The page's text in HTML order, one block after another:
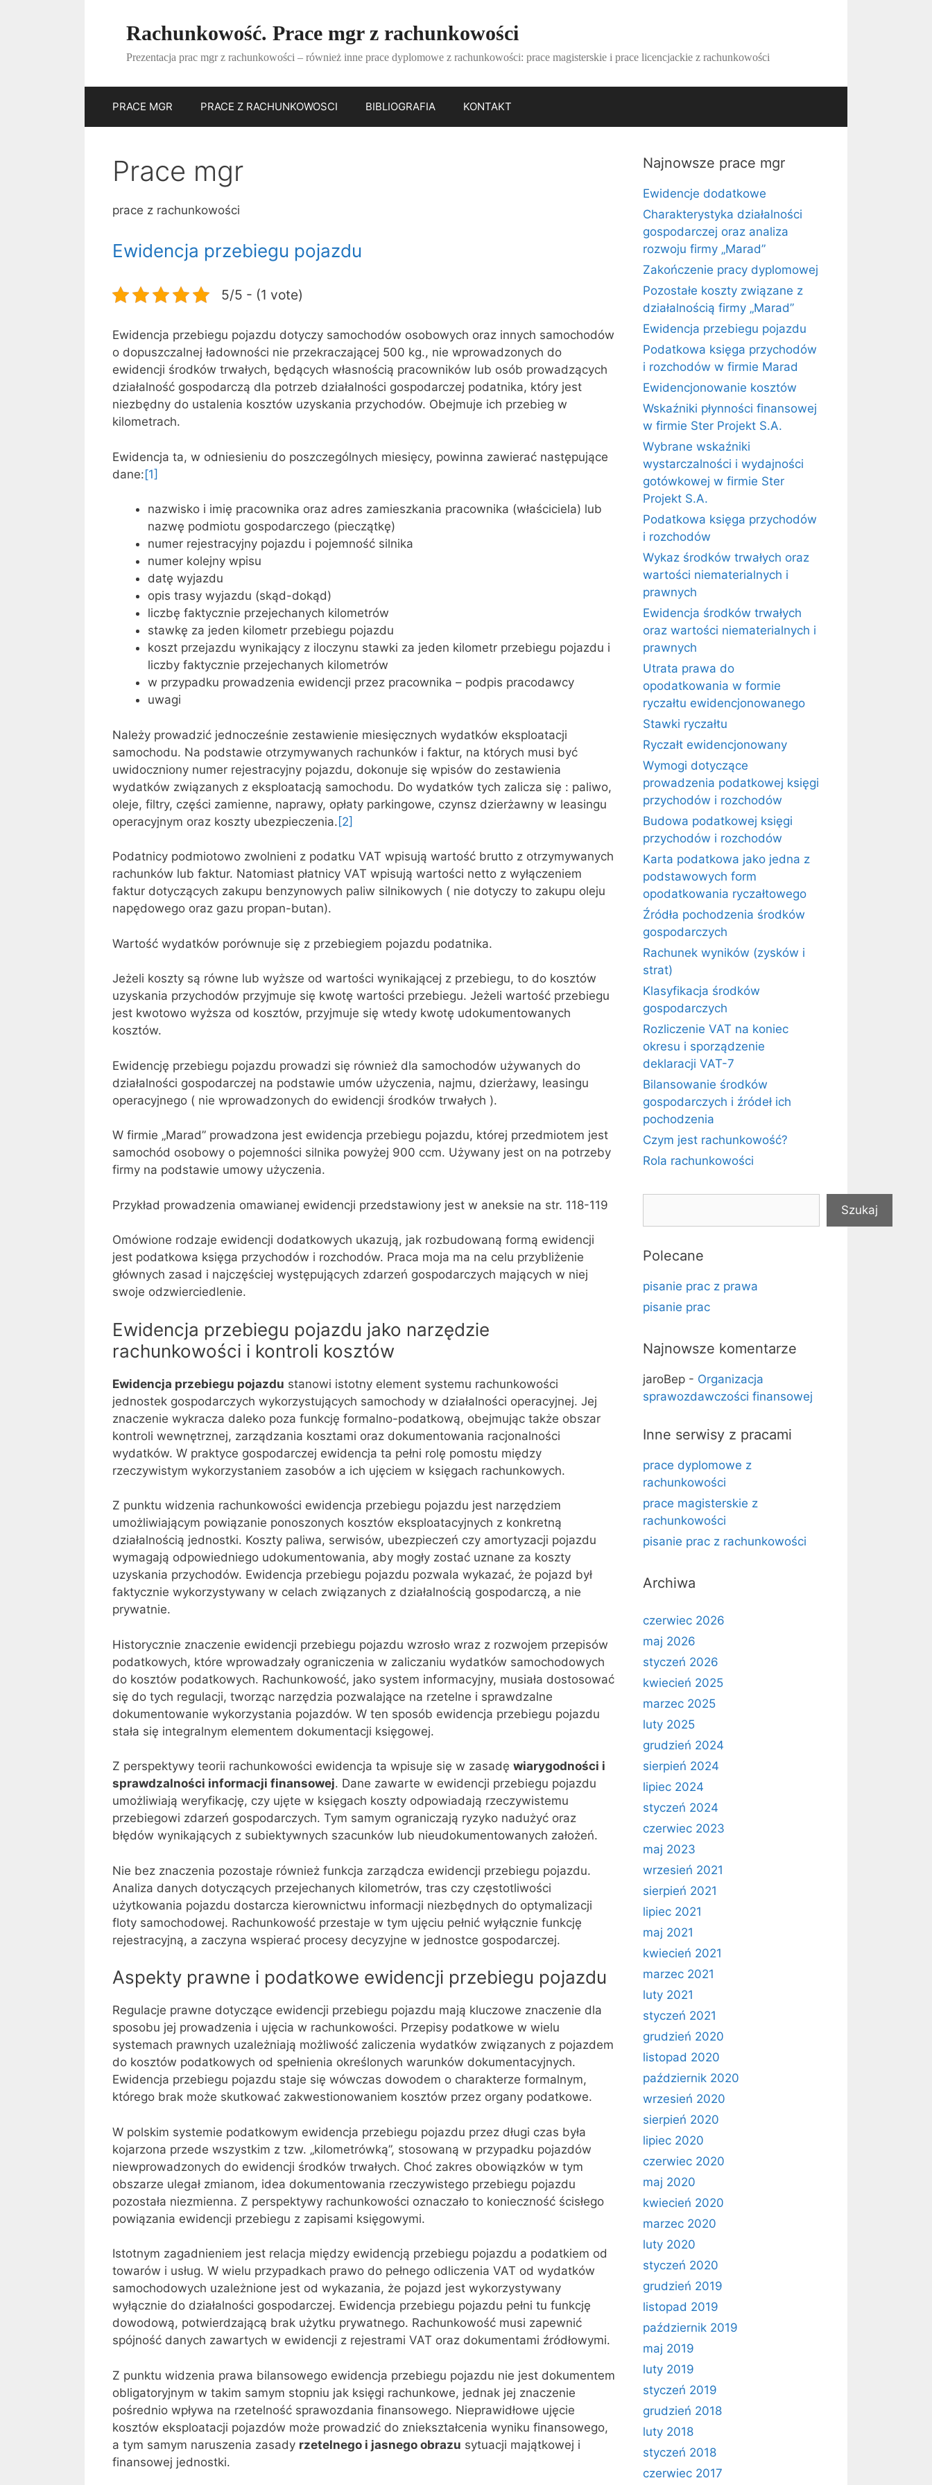
Rachunkowość. Prace mgr z rachunkowości
Prezentacja prac mgr z rachunkowości – również inne prace dyplomowe z rachunkowości: prace magisterskie i prace licencjackie z rachunkowości
PRACE MGR PRACE Z RACHUNKOWOSCI BIBLIOGRAFIA KONTAKT
Prace mgr
prace z rachunkowości
Ewidencja przebiegu pojazdu
5/5 - (1 vote)
Ewidencja przebiegu pojazdu dotyczy samochodów osobowych oraz innych samochodów
o dopuszczalnej ładowności nie przekraczającej 500 kg., nie wprowadzonych do
ewidencji środków trwałych, będących własnością pracowników lub osób prowadzących
działalność gospodarczą dla potrzeb działalności gospodarczej podatnika, który jest
niezbędny do ustalenia kosztów uzyskania przychodów. Obejmuje ich przebieg w
kilometrach.
Ewidencja ta, w odniesieniu do poszczególnych miesięcy, powinna zawierać następujące
dane:[1]
nazwisko i imię pracownika oraz adres zamieszkania pracownika (właściciela) lub
nazwę podmiotu gospodarczego (pieczątkę)
numer rejestracyjny pojazdu i pojemność silnika
numer kolejny wpisu
datę wyjazdu
opis trasy wyjazdu (skąd-dokąd)
liczbę faktycznie przejechanych kilometrów
stawkę za jeden kilometr przebiegu pojazdu
koszt przejazdu wynikający z iloczynu stawki za jeden kilometr przebiegu pojazdu i
liczby faktycznie przejechanych kilometrów
w przypadku prowadzenia ewidencji przez pracownika – podpis pracodawcy
uwagi
Należy prowadzić jednocześnie zestawienie miesięcznych wydatków eksploatacji
samochodu. Na podstawie otrzymywanych rachunków i faktur, na których musi być
uwidoczniony numer rejestracyjny pojazdu, dokonuje się wpisów do zestawienia
wydatków związanych z eksploatacją samochodu. Do wydatków tych zalicza się : paliwo,
oleje, filtry, części zamienne, naprawy, opłaty parkingowe, czynsz dzierżawny w leasingu
operacyjnym oraz koszty ubezpieczenia. [2]
Podatnicy podmiotowo zwolnieni z podatku VAT wpisują wartość brutto z otrzymywanych
rachunków lub faktur. Natomiast płatnicy VAT wpisują wartości netto z wyłączeniem
faktur dotyczących zakupu benzynowych paliw silnikowych ( nie dotyczy to zakupu oleju
napędowego oraz gazu propan-butan).
Wartość wydatków porównuje się z przebiegiem pojazdu podatnika.
Jeżeli koszty są równe lub wyższe od wartości wynikającej z przebiegu, to do kosztów
uzyskania przychodów przyjmuje się kwotę wartości przebiegu. Jeżeli wartość przebiegu
jest kwotowo wyższa od kosztów, przyjmuje się wtedy kwotę udokumentowanych
kosztów.
Ewidencję przebiegu pojazdu prowadzi się również dla samochodów używanych do
działalności gospodarczej na podstawie umów użyczenia, najmu, dzierżawy, leasingu
operacyjnego ( nie wprowadzonych do ewidencji środków trwałych ).
W firmie „Marad” prowadzona jest ewidencja przebiegu pojazdu, której przedmiotem jest
samochód osobowy o pojemności silnika powyżej 900 ccm. Używany jest on na potrzeby
firmy na podstawie umowy użyczenia.
Przykład prowadzenia omawianej ewidencji przedstawiony jest w aneksie na str. 118-119
Omówione rodzaje ewidencji dodatkowych ukazują, jak rozbudowaną formą ewidencji
jest podatkowa księga przychodów i rozchodów. Praca moja ma na celu przybliżenie
głównych zasad i najczęściej występujących zdarzeń gospodarczych mających w niej
swoje odzwierciedlenie.
Ewidencja przebiegu pojazdu jako narzędzie
rachunkowości i kontroli kosztów
Ewidencja przebiegu pojazdu stanowi istotny element systemu rachunkowości
jednostek gospodarczych wykorzystujących samochody w działalności operacyjnej. Jej
znaczenie wykracza daleko poza funkcję formalno-podatkową, obejmując także obszar
kontroli wewnętrznej, zarządzania kosztami oraz dokumentowania racjonalności
wydatków. W praktyce gospodarczej ewidencja ta pełni rolę pomostu między
rzeczywistym wykorzystaniem zasobów a ich ujęciem w księgach rachunkowych.
Z punktu widzenia rachunkowości ewidencja przebiegu pojazdu jest narzędziem
umożliwiającym powiązanie ponoszonych kosztów eksploatacyjnych z konkretną
działalnością jednostki. Koszty paliwa, serwisów, ubezpieczeń czy amortyzacji pojazdu
wymagają odpowiedniego udokumentowania, aby mogły zostać uznane za koszty
uzyskania przychodów. Ewidencja przebiegu pojazdu pozwala wykazać, że pojazd był
faktycznie wykorzystywany w celach związanych z działalnością gospodarczą, a nie
prywatnie.
Historycznie znaczenie ewidencji przebiegu pojazdu wzrosło wraz z rozwojem przepisów
podatkowych, które wprowadzały ograniczenia w zaliczaniu wydatków samochodowych
do kosztów podatkowych. Rachunkowość, jako system informacyjny, musiała dostosować
się do tych regulacji, tworząc narzędzia pozwalające na rzetelne i sprawdzalne
dokumentowanie wykorzystania pojazdów. W ten sposób ewidencja przebiegu pojazdu
stała się integralnym elementem dokumentacji księgowej.
Z perspektywy teorii rachunkowości ewidencja ta wpisuje się w zasadę wiarygodności i
sprawdzalności informacji finansowej. Dane zawarte w ewidencji przebiegu pojazdu
umożliwiają weryfikację, czy ujęte w księgach koszty odpowiadają rzeczywistemu
przebiegowi zdarzeń gospodarczych. Tym samym ograniczają ryzyko nadużyć oraz
błędów wynikających z subiektywnych szacunków lub nieudokumentowanych założeń.
Nie bez znaczenia pozostaje również funkcja zarządcza ewidencji przebiegu pojazdu.
Analiza danych dotyczących przejechanych kilometrów, tras czy częstotliwości
użytkowania pojazdu dostarcza kierownictwu informacji niezbędnych do optymalizacji
floty samochodowej. Rachunkowość przestaje w tym ujęciu pełnić wyłącznie funkcję
rejestracyjną, a zaczyna wspierać procesy decyzyjne w jednostce gospodarczej.
Aspekty prawne i podatkowe ewidencji przebiegu pojazdu
Regulacje prawne dotyczące ewidencji przebiegu pojazdu mają kluczowe znaczenie dla
sposobu jej prowadzenia i ujęcia w rachunkowości. Przepisy podatkowe w wielu
systemach prawnych uzależniają możliwość zaliczenia wydatków związanych z pojazdem
do kosztów podatkowych od spełnienia określonych warunków dokumentacyjnych.
Ewidencja przebiegu pojazdu staje się wówczas dowodem o charakterze formalnym,
którego brak może skutkować zakwestionowaniem kosztów przez organy podatkowe.
W polskim systemie podatkowym ewidencja przebiegu pojazdu przez długi czas była
kojarzona przede wszystkim z tzw. „kilometrówką”, stosowaną w przypadku pojazdów
niewprowadzonych do ewidencji środków trwałych. Choć zakres obowiązków w tym
obszarze ulegał zmianom, idea dokumentowania rzeczywistego przebiegu pojazdu
pozostała niezmienna. Z perspektywy rachunkowości oznaczało to konieczność ścisłego
powiązania ewidencji przebiegu z zapisami księgowymi.
Istotnym zagadnieniem jest relacja między ewidencją przebiegu pojazdu a podatkiem od
towarów i usług. W wielu przypadkach prawo do pełnego odliczenia VAT od wydatków
samochodowych uzależnione jest od wykazania, że pojazd jest wykorzystywany
wyłącznie do działalności gospodarczej. Ewidencja przebiegu pojazdu pełni tu funkcję
dowodową, potwierdzającą brak użytku prywatnego. Rachunkowość musi zapewnić
spójność danych zawartych w ewidencji z rejestrami VAT oraz dokumentami źródłowymi.
Z punktu widzenia prawa bilansowego ewidencja przebiegu pojazdu nie jest dokumentem
obligatoryjnym w takim samym stopniu jak księgi rachunkowe, jednak jej znaczenie
pośrednio wpływa na rzetelność sprawozdania finansowego. Nieprawidłowe ujęcie
kosztów eksploatacji pojazdów może prowadzić do zniekształcenia wyniku finansowego,
a tym samym naruszenia zasady rzetelnego i jasnego obrazu sytuacji majątkowej i
finansowej jednostki.
Najnowsze prace mgr
Ewidencje dodatkowe
Charakterystyka działalności
gospodarczej oraz analiza
rozwoju firmy „Marad”
Zakończenie pracy dyplomowej
Pozostałe koszty związane z
działalnością firmy „Marad”
Ewidencja przebiegu pojazdu
Podatkowa księga przychodów
i rozchodów w firmie Marad
Ewidencjonowanie kosztów
Wskaźniki płynności finansowej
w firmie Ster Projekt S.A.
Wybrane wskaźniki
wystarczalności i wydajności
gotówkowej w firmie Ster
Projekt S.A.
Podatkowa księga przychodów
i rozchodów
Wykaz środków trwałych oraz
wartości niematerialnych i
prawnych
Ewidencja środków trwałych
oraz wartości niematerialnych i
prawnych
Utrata prawa do
opodatkowania w formie
ryczałtu ewidencjonowanego
Stawki ryczałtu
Ryczałt ewidencjonowany
Wymogi dotyczące
prowadzenia podatkowej księgi
przychodów i rozchodów
Budowa podatkowej księgi
przychodów i rozchodów
Karta podatkowa jako jedna z
podstawowych form
opodatkowania ryczałtowego
Źródła pochodzenia środków
gospodarczych
Rachunek wyników (zysków i
strat)
Klasyfikacja środków
gospodarczych
Rozliczenie VAT na koniec
okresu i sporządzenie
deklaracji VAT-7
Bilansowanie środków
gospodarczych i źródeł ich
pochodzenia
Czym jest rachunkowość?
Rola rachunkowości
Szukaj
Polecane
pisanie prac z prawa
pisanie prac
Najnowsze komentarze
jaroBep - Organizacja
sprawozdawczości finansowej
Inne serwisy z pracami
prace dyplomowe z
rachunkowości
prace magisterskie z
rachunkowości
pisanie prac z rachunkowości
Archiwa
czerwiec 2026
maj 2026
styczeń 2026
kwiecień 2025
marzec 2025
luty 2025
grudzień 2024
sierpień 2024
lipiec 2024
styczeń 2024
czerwiec 2023
maj 2023
wrzesień 2021
sierpień 2021
lipiec 2021
maj 2021
kwiecień 2021
marzec 2021
luty 2021
styczeń 2021
grudzień 2020
listopad 2020
październik 2020
wrzesień 2020
sierpień 2020
lipiec 2020
czerwiec 2020
maj 2020
kwiecień 2020
marzec 2020
luty 2020
styczeń 2020
grudzień 2019
listopad 2019
październik 2019
maj 2019
luty 2019
styczeń 2019
grudzień 2018
luty 2018
styczeń 2018
czerwiec 2017